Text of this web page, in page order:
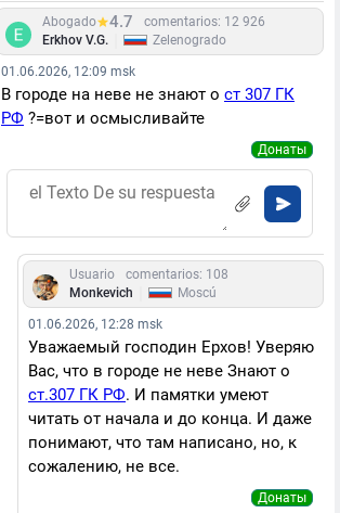
Abogado 4.7
comentarios: 12 926
Erkhov V.G.
Zelenogrado
01.06.2026, 12:09 msk
В городе на неве не знают о ст 307 ГК
РФ ?=вот и осмысливайте
Донаты
Usuario
comentarios: 108
Monkevich
Moscú
01.06.2026, 12:28 msk
Уважаемый господин Ерхов! Уверяю
Вас, что в городе не неве Знают о
ст.307 ГК РФ. И памятки умеют
читать от начала и до конца. И даже
понимают, что там написано, но, к
сожалению, не все.
Донаты